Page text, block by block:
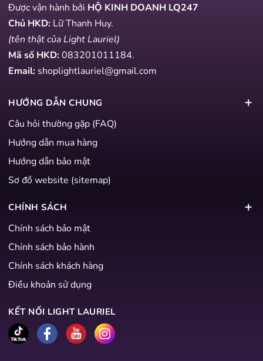
Được vận hành bởi HỘ KINH DOANH LQ247
Chủ HKD: Lữ Thanh Huy.
(tên thật của Light Lauriel)
Mã số HKD:083201011184.
Email: shoplightlauriel@gmail.com
HƯỚNG DẪN CHUNG
Câu hỏi thường gặp (FAQ)
Hướng dẫn mua hàng
Hướng dẫn bảo mật
Sơ đồ website (sitemap)
CHÍNH SÁCH
Chính sách bảo mật
Chính sách bảo hành
Chính sách khách hàng
Điều khoản sử dụng
KẾT NỐI LIGHT LAURIEL